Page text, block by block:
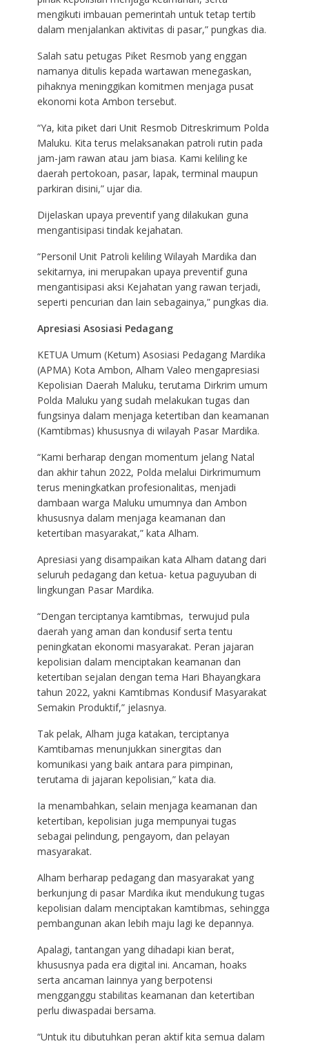
mengikuti imbauan pemerintah untuk tetap tertib
dalam menjalankan aktivitas di pasar,” pungkas dia.
Salah satu petugas Piket Resmob yang enggan
namanya ditulis kepada wartawan menegaskan,
pihaknya meninggikan komitmen menjaga pusat
ekonomi kota Ambon tersebut.
“Ya, kita piket dari Unit Resmob Ditreskrimum Polda
Maluku. Kita terus melaksanakan patroli rutin pada
jam-jam rawan atau jam biasa. Kami keliling ke
daerah pertokoan, pasar, lapak, terminal maupun
parkiran disini,” ujar dia.
Dijelaskan upaya preventif yang dilakukan guna
mengantisipasi tindak kejahatan.
“Personil Unit Patroli keliling Wilayah Mardika dan
sekitarnya, ini merupakan upaya preventif guna
mengantisipasi aksi Kejahatan yang rawan terjadi,
seperti pencurian dan lain sebagainya,” pungkas dia.
Apresiasi Asosiasi Pedagang
KETUA Umum (Ketum) Asosiasi Pedagang Mardika
(APMA) Kota Ambon, Alham Valeo mengapresiasi
Kepolisian Daerah Maluku, terutama Dirkrim umum
Polda Maluku yang sudah melakukan tugas dan
fungsinya dalam menjaga ketertiban dan keamanan
(Kamtibmas) khususnya di wilayah Pasar Mardika.
“Kami berharap dengan momentum jelang Natal
dan akhir tahun 2022, Polda melalui Dirkrimumum
terus meningkatkan profesionalitas, menjadi
dambaan warga Maluku umumnya dan Ambon
khususnya dalam menjaga keamanan dan
ketertiban masyarakat,” kata Alham.
Apresiasi yang disampaikan kata Alham datang dari
seluruh pedagang dan ketua- ketua paguyuban di
lingkungan Pasar Mardika.
“Dengan terciptanya kamtibmas, terwujud pula
daerah yang aman dan kondusif serta tentu
peningkatan ekonomi masyarakat. Peran jajaran
kepolisian dalam menciptakan keamanan dan
ketertiban sejalan dengan tema Hari Bhayangkara
tahun 2022, yakni Kamtibmas Kondusif Masyarakat
Semakin Produktif,” jelasnya.
Tak pelak, Alham juga katakan, terciptanya
Kamtibamas menunjukkan sinergitas dan
komunikasi yang baik antara para pimpinan,
terutama di jajaran kepolisian,” kata dia.
Ia menambahkan, selain menjaga keamanan dan
ketertiban, kepolisian juga mempunyai tugas
sebagai pelindung, pengayom, dan pelayan
masyarakat.
Alham berharap pedagang dan masyarakat yang
berkunjung di pasar Mardika ikut mendukung tugas
kepolisian dalam menciptakan kamtibmas, sehingga
pembangunan akan lebih maju lagi ke depannya.
Apalagi, tantangan yang dihadapi kian berat,
khususnya pada era digital ini. Ancaman, hoaks
serta ancaman lainnya yang berpotensi
mengganggu stabilitas keamanan dan ketertiban
perlu diwaspadai bersama.
“Untuk itu dibutuhkan peran aktif kita semua dalam